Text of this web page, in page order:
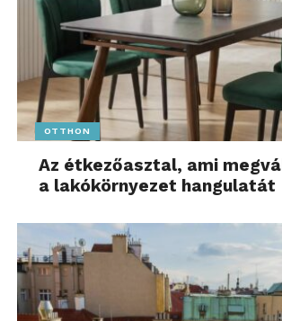
OTTHON
Az étkezőasztal, ami
a lakókörnyezet hangulatát